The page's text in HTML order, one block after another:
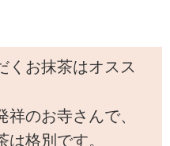
くお抹茶はオスス
のお寺さんで、
格別です。